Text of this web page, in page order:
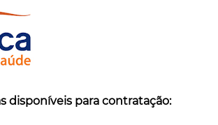
disponíveis para contratação: